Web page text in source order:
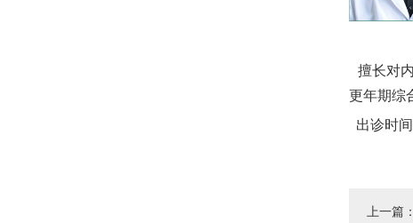
擅长对
更年期综
出诊时
上一篇